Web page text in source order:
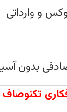
و وارداتی
بدون
تکنوصاف